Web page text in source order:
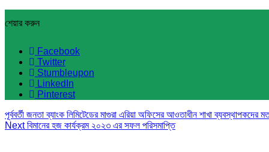
শেয়ার করুন
Facebook
Twitter
Stumbleupon
LinkedIn
Pinterest
পূর্ববর্তী জনতা ব্যাংক লিমিটেডের মাগুরা এরিয়া অফিসের আওতাধীন শাখা ব্যবস্থাপকদের
Nextবিমানের হজ কার্যক্রম ২০২৩ এর সফল পরিসমাপ্তি